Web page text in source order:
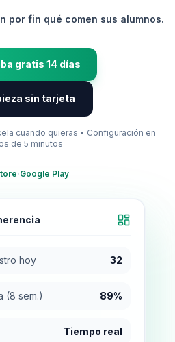
por fin qué comen sus alumnos.
gratis 14 días
sin tarjeta
cuando quieras • Configuración en
de 5 minutos
·Google Play
hoy 32
(8 sem.) 89%
Tiempo real